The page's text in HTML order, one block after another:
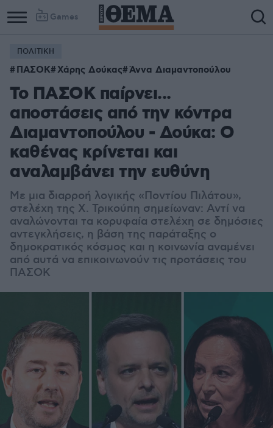
Games
ΠΟΛΙΤΙΚΗ
ΠΑΣΟΚ Χάρης Δούκας Άννα Διαμαντοπούλου
Το ΠΑΣΟΚ παίρνει...
αποστάσεις από την κόντρα
Διαμαντοπούλου - Δούκα: Ο
καθένας κρίνεται και
αναλαμβάνει την ευθύνη
Με μια διαρροή λογικής «Ποντίου Πιλάτου»,
στελέχη της Χ. Τρικούπη σημείωναν: Αντί να
αναλώνονται τα κορυφαία στελέχη σε δημόσιες
αντεγκλήσεις, η βάση της παράταξης ο
δημοκρατικός κόσμος και η κοινωνία αναμένει
από αυτά να επικοινωνούν τις προτάσεις του
ΠΑΣΟΚ